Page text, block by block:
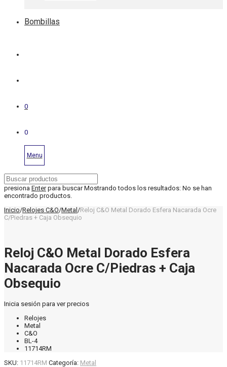
Bombillas
0
0
Menu
presiona Enterpara buscar Mostrando todos los resultados: No se han
encontrado productos.
Inicio/Relojes C&O/Metal /Reloj C&O Metal Dorado Esfera Nacarada Ocre
C/Piedras + Caja Obsequio
Reloj C&O Metal Dorado Esfera
Nacarada Ocre C/Piedras + Caja
Obsequio
Inicia sesión para ver precios
Relojes
Metal
C&O
BL-4
11714RM
SKU: 11714RM Categoría: Metal